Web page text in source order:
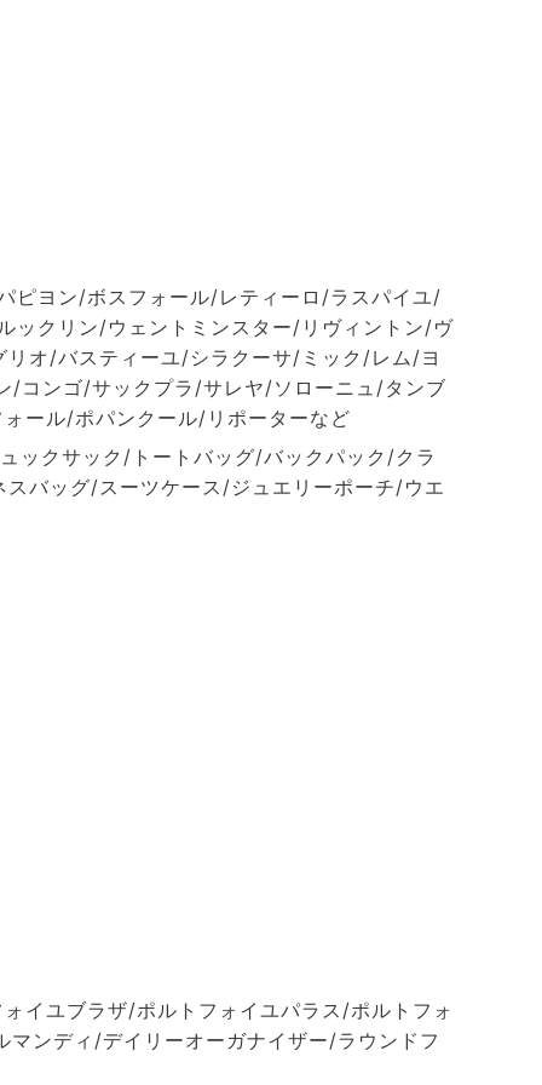
ピヨン/ボスフォール/レティーロ/ラスパイユ/
ックリン/ウェントミンスター/リヴィントン/ヴ
オ/バスティーユ/シラクーサ/ミック/レム/ヨ
コンゴ/サックプラ/サレヤ/ソローニュ/タンブ
ール/ポパンクール/リポーターなど
ックサック/トートバッグ/バックパック/クラ
バッグ/スーツケース/ジュエリーポーチ/ウエ
イユブラザ/ポルトフォイユパラス/ポルトフォ
ンディ/デイリーオーガナイザー/ラウンドフ